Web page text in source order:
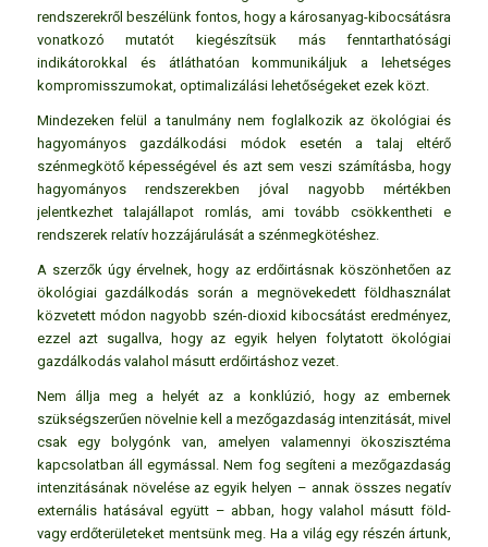
rendszerekről beszélünk fontos, hogy a károsanyag-­kibocsátásra
vonatkozó mutatót kiegészítsük más fenntarthatósági
indikátorokkal és átláthatóan kommunikáljuk a lehetséges
kompromisszumokat, optimalizálási lehetőségeket ezek közt.
Mindezeken felül a tanulmány nem foglalkozik az ökológiai és
hagyományos gazdálkodási módok esetén a talaj eltérő
szénmegkötő képességével és azt sem veszi számításba, hogy
hagyományos rendszerekben jóval nagyobb mértékben
jelentkezhet talajállapot romlás, ami tovább csökkentheti e
rendszerek relatív hozzájárulását a szénmegkötéshez.
A szerzők úgy érvelnek, hogy az erdőirtásnak köszönhetően az
ökológiai gazdálkodás során a megnövekedett földhasználat
közvetett módon nagyobb szén-dioxid kibocsátást eredményez,
ezzel azt sugallva, hogy az egyik helyen folytatott ökológiai
gazdálkodás valahol másutt erdőirtáshoz vezet.
Nem állja meg a helyét az a konklúzió, hogy az embernek
szükségszerűen növelnie kell a mezőgazdaság intenzitását, mivel
csak egy bolygónk van, amelyen valamennyi ökoszisztéma
kapcsolatban áll egymással. Nem fog segíteni a mezőgazdaság
intenzitásának növelése az egyik helyen – annak összes negatív
externális hatásával együtt – abban, hogy valahol másutt föld-
vagy erdőterületeket mentsünk meg. Ha a világ egy részén ártunk,